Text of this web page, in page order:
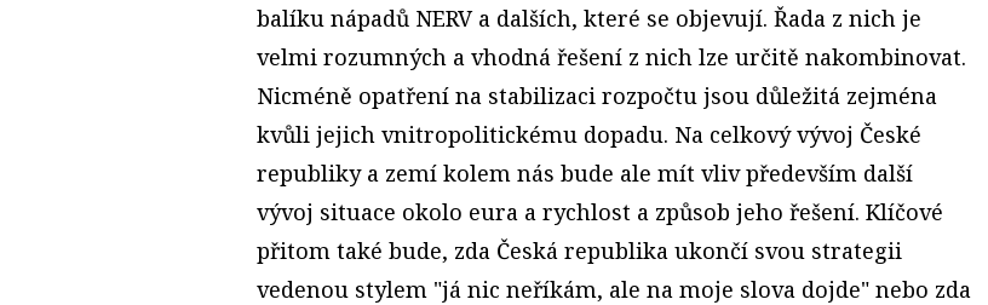
balíku nápadů NERV a dalších, které se objevují. Řada z nich je
velmi rozumných a vhodná řešení z nich lze určitě nakombinovat.
Nicméně opatření na stabilizaci rozpočtu jsou důležitá zejména
kvůli jejich vnitropolitickému dopadu. Na celkový vývoj České
republiky a zemí kolem nás bude ale mít vliv především další
vývoj situace okolo eura a rychlost a způsob jeho řešení. Klíčové
přitom také bude, zda Česká republika ukončí svou strategii
vedenou stylem "já nic neříkám, ale na moje slova dojde" nebo zda